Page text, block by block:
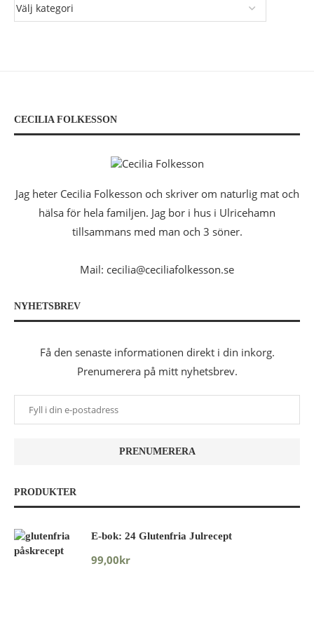
CECILIA FOLKESSON
Jag heter Cecilia Folkesson och skriver om naturlig mat och
hälsa för hela familjen. Jag bor i hus i Ulricehamn
tillsammans med man och 3 söner.
Mail: cecilia@ceciliafolkesson.se
NYHETSBREV
Få den senaste informationen direkt i din inkorg.
Prenumerera på mitt nyhetsbrev.
PRODUKTER
E-bok: 24 Glutenfria Julrecept
99,00kr